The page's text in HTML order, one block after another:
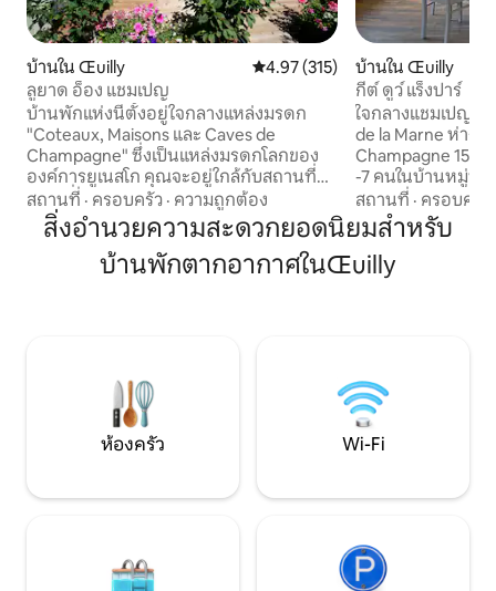
บ้านใน Œuilly คะแนนเฉลี่ย 4.97 จาก 5, 315 รีวิว
4.97 (315)
ลูยาด อ็อง แชมเปญ
บ้านพักแห่งนี้ตั้งอยู่ใจกลางแหล่งมรดก
"Coteaux, Maisons และ Caves de
Champagne" ซึ่งเป็นแหล่งมรดกโลกของ
องค์การยูเนสโก คุณจะอยู่ใกล้กับสถานที่
ท่องเที่ยวหลายแห่ง (ห้องใต้ดิน
พิพิธภัณฑ์...) 10 นาทีจาก Épernay เมือง
หลวงของแชมเปญ 30 นาทีจาก Reims เมือง
Les Sacres และ 1 ชั่วโมง 15 นาทีจากปารีส
สถานที่ · ครอบครัว · ความถูกต้อง
บ้านใน Œuilly
กีต์ ดูว์ แร็งปาร์
ใจกลางแชมเปญใ
de la Marne ห่างจ
Champagne 15
-7 คนในบ้านหมู่บ้า
ใหม่ในปี 2019
https://
com/tour/gite-
สามารถจอง gîte
จากที่พัก 50 ม.:
สถานที่ · ครอบครัว
สิ่งอำนวยความสะดวกยอดนิยมสำหรับ
บ้านพักตากอากาศในŒuilly
ห้องครัว Wi-Fi